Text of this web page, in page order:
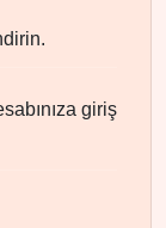
giriş